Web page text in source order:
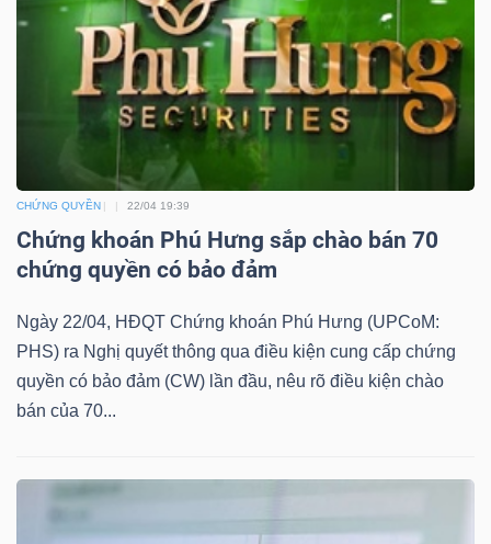
CHỨNG QUYỀN 22/04 19:39
Chứng khoán Phú Hưng sắp chào bán 70
chứng quyền có bảo đảm
Ngày 22/04, HĐQT Chứng khoán Phú Hưng (UPCoM:
PHS) ra Nghị quyết thông qua điều kiện cung cấp chứng
quyền có bảo đảm (CW) lần đầu, nêu rõ điều kiện chào
bán của 70...
YẾU
DÙNG
THIẾT
YẾU
CHĂM
SÓC